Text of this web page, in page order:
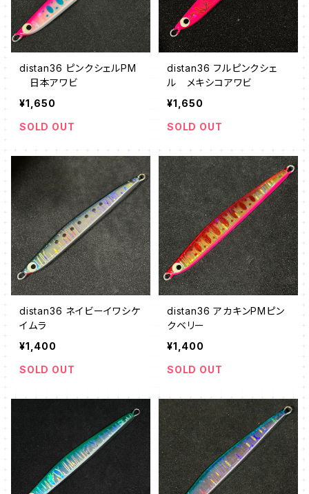
distan36 ピンクシェルPM
日本アワビ
¥1,650
SOLD OUT
distan36 フルピンクシェ
ル メキシコアワビ
¥1,650
SOLD OUT
distan36 ネイビーイワシケ
イムラ
¥1,400
SOLD OUT
distan36 アカキンPMピン
クベリー
¥1,400
SOLD OUT